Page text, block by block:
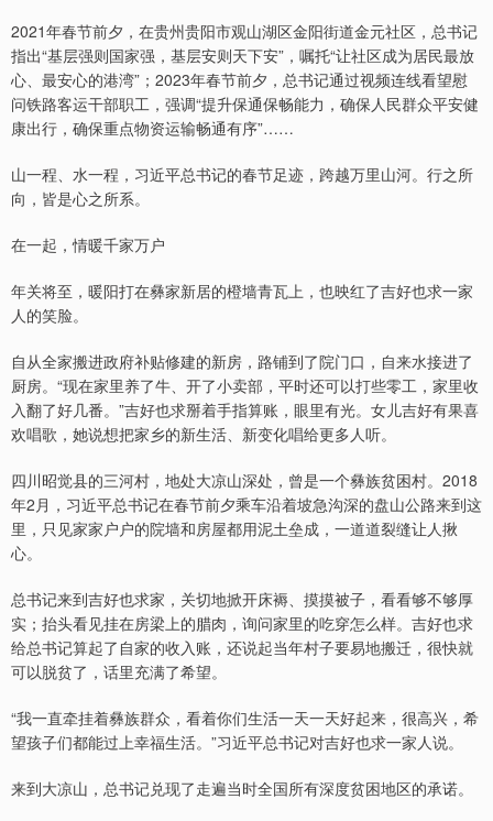
2021年春节前夕，在贵州贵阳市观山湖区金阳街道金元社区，总书记
指出“基层强则国家强，基层安则天下安”，嘱托“让社区成为居民最放
心、最安心的港湾”；2023年春节前夕，总书记通过视频连线看望慰
问铁路客运干部职工，强调“提升保通保畅能力，确保人民群众平安健
康出行，确保重点物资运输畅通有序”……
山一程、水一程，习近平总书记的春节足迹，跨越万里山河。行之所
向，皆是心之所系。
在一起，情暖千家万户
年关将至，暖阳打在彝家新居的橙墙青瓦上，也映红了吉好也求一家
人的笑脸。
自从全家搬进政府补贴修建的新房，路铺到了院门口，自来水接进了
厨房。“现在家里养了牛、开了小卖部，平时还可以打些零工，家里收
入翻了好几番。”吉好也求掰着手指算账，眼里有光。女儿吉好有果喜
欢唱歌，她说想把家乡的新生活、新变化唱给更多人听。
四川昭觉县的三河村，地处大凉山深处，曾是一个彝族贫困村。2018
年2月，习近平总书记在春节前夕乘车沿着坡急沟深的盘山公路来到这
里，只见家家户户的院墙和房屋都用泥土垒成，一道道裂缝让人揪
心。
总书记来到吉好也求家，关切地掀开床褥、摸摸被子，看看够不够厚
实；抬头看见挂在房梁上的腊肉，询问家里的吃穿怎么样。吉好也求
给总书记算起了自家的收入账，还说起当年村子要易地搬迁，很快就
可以脱贫了，话里充满了希望。
“我一直牵挂着彝族群众，看着你们生活一天一天好起来，很高兴，希
望孩子们都能过上幸福生活。”习近平总书记对吉好也求一家人说。
来到大凉山，总书记兑现了走遍当时全国所有深度贫困地区的承诺。